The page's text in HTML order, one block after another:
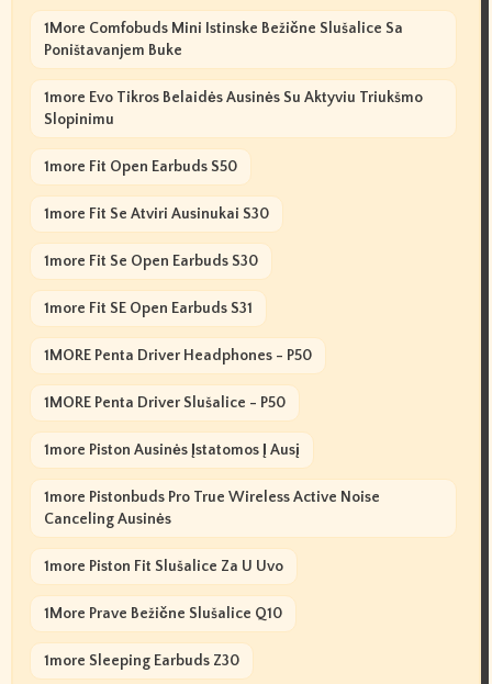
1More Comfobuds Mini Istinske Bežične Slušalice Sa
Poništavanjem Buke
1more Evo Tikros Belaidės Ausinės Su Aktyviu Triukšmo
Slopinimu
1more Fit Open Earbuds S50
1more Fit Se Atviri Ausinukai S30
1more Fit Se Open Earbuds S30
1more Fit SE Open Earbuds S31
1MORE Penta Driver Headphones - P50
1MORE Penta Driver Slušalice - P50
1more Piston Ausinės Įstatomos Į Ausį
1more Pistonbuds Pro True Wireless Active Noise
Canceling Ausinės
1more Piston Fit Slušalice Za U Uvo
1More Prave Bežične Slušalice Q10
1more Sleeping Earbuds Z30